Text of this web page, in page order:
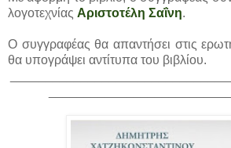
λογοτεχνίας Αριστοτέλη Σαΐνη.
Ο συγγραφέας θα απαντήσει στις
θα υπογράψει αντίτυπα του βιβλίου.